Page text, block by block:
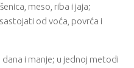
meso, riba i jaja;
od voća, povrća i
i manje; u jednoj metodi